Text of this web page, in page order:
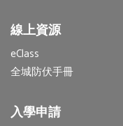
線上資源
eClass
全城防伏手冊
入學申請